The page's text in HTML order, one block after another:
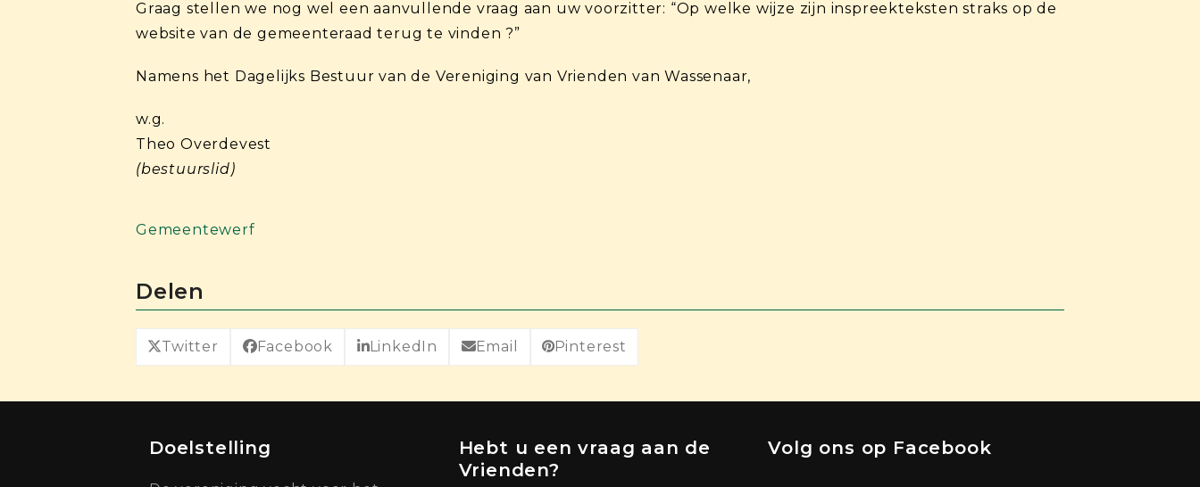
Graag stellen we nog wel een aanvullende vraag aan uw voorzitter: “Op welke wijze zijn inspreekteksten straks op de
website van de gemeenteraad terug te vinden ?”
Namens het Dagelijks Bestuur van de Vereniging van Vrienden van Wassenaar,
w.g.
Theo Overdevest
(bestuurslid)
Gemeentewerf
Delen
Twitter Facebook LinkedIn Email Pinterest
Doelstelling
Hebt u een vraag aan de
Vrienden?
Volg ons op Facebook